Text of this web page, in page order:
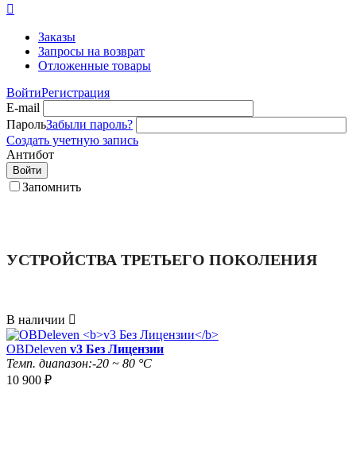

Заказы
Запросы на возврат
Отложенные товары
ВойтиРегистрация
E-mail
ПарольЗабыли пароль?
Создать учетную запись
Антибот
Войти
Запомнить
УСТРОЙСТВА ТРЕТЬЕГО ПОКОЛЕНИЯ
В наличии 
OBDeleven v3 Без Лицензии
Темп. диапазон:-20 ~ 80 °C
10 900 ₽